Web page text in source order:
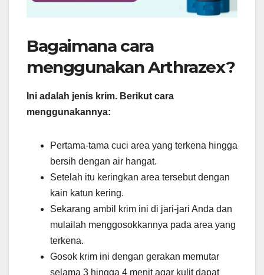
Bagaimana cara
menggunakan Arthrazex?
Ini adalah jenis krim. Berikut cara
menggunakannya:
Pertama-tama cuci area yang terkena hingga
bersih dengan air hangat.
Setelah itu keringkan area tersebut dengan
kain katun kering.
Sekarang ambil krim ini di jari-jari Anda dan
mulailah menggosokkannya pada area yang
terkena.
Gosok krim ini dengan gerakan memutar
selama 3 hingga 4 menit agar kulit dapat